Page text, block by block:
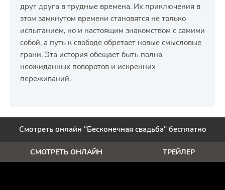
друг друга в трудные времена. Их приключения в
этом замкнутом времени становятся не только
испытанием, но и настоящим знакомством с самими
собой, а путь к свободе обретает новые смысловые
грани. Эта история обещает быть полна
неожиданных поворотов и искренних
переживаний.
Смотреть онлайн "Бесконечная свадьба" бесплатно
СМОТРЕТЬ ОНЛАЙН ТРЕЙЛЕР